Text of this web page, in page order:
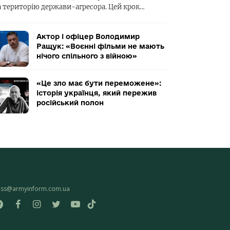
територію держави-агресора. Цей крок…
Актор і офіцер Володимир
Ращук: «Воєнні фільми не мають
нічого спільного з війною»
«Це зло має бути переможене»:
історія українця, який пережив
російський полон